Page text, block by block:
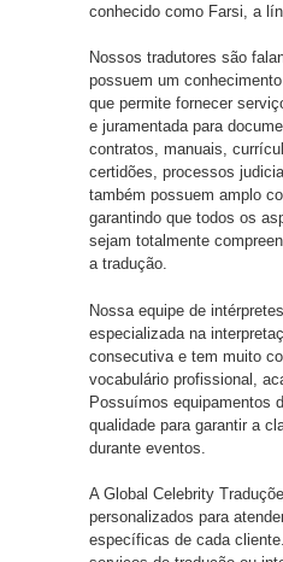
conhecido como Farsi, a
Nossos tradutores são
possuem um
que permite fornecer
e juramentada para
contratos, manuais,
certidões, processos
também possuem amplo
garantindo que todos os
sejam totalmente
a tradução.
Nossa equipe de
especializada na
consecutiva e tem muito
vocabulário profissional,
Possuímos equipamentos
qualidade para garantir a
durante eventos.
A Global Celebrity
personalizados para
específicas de cada